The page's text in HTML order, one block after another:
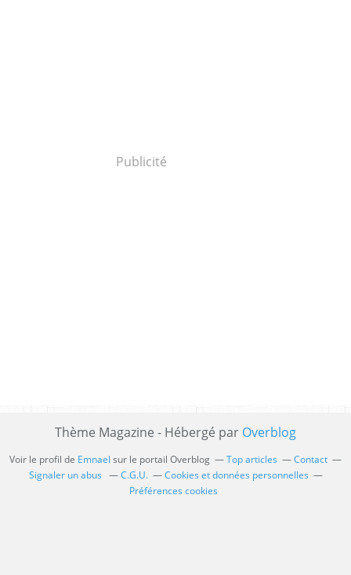
Publicité
Thème Magazine - Hébergé par Overblog
Voir le profil de Emnael sur le portail Overblog Top articles
Contact
Signaler un abus
C.G.U.
Cookies et données personnelles
Préférences cookies